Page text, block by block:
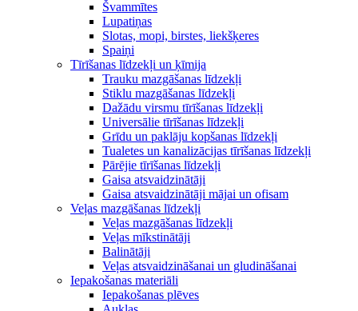
Švammītes
Lupatiņas
Slotas, mopi, birstes, liekšķeres
Spaiņi
Tīrīšanas līdzekļi un ķīmija
Trauku mazgāšanas līdzekļi
Stiklu mazgāšanas līdzekļi
Dažādu virsmu tīrīšanas līdzekļi
Universālie tīrīšanas līdzekļi
Grīdu un paklāju kopšanas līdzekļi
Tualetes un kanalizācijas tīrīšanas līdzekļi
Pārējie tīrīšanas līdzekļi
Gaisa atsvaidzinātāji
Gaisa atsvaidzinātāji mājai un ofisam
Veļas mazgāšanas līdzekļi
Veļas mazgāšanas līdzekļi
Veļas mīkstinātāji
Balinātāji
Veļas atsvaidzināšanai un gludināšanai
Iepakošanas materiāli
Iepakošanas plēves